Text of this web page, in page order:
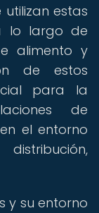
estas
lo largo de
alimento y
de estos
para la
de
el entorno
y su entorno